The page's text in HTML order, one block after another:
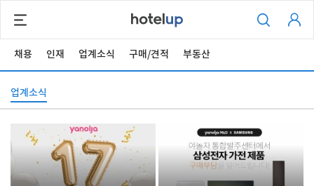
채용 인재 업계소식 구매/견적 부동산
업계소식